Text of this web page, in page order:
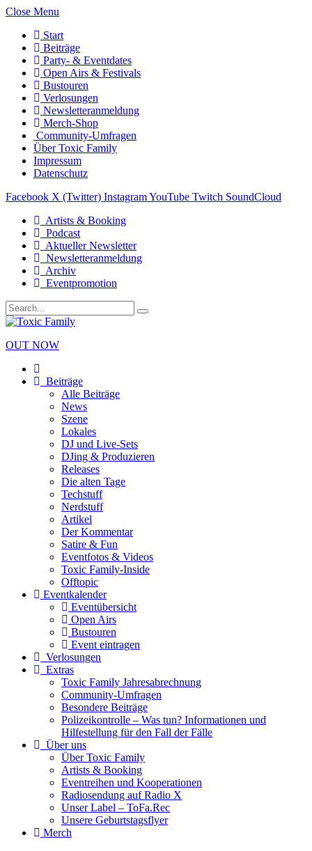
Close Menu
Start
Beiträge
Party- & Eventdates
Open Airs & Festivals
Bustouren
Verlosungen
Newsletteranmeldung
Merch-Shop
Community-Umfragen
Über Toxic Family
Impressum
Datenschutz
Facebook X (Twitter) InstagramYouTube Twitch SoundCloud
Artists & Booking
Podcast
Aktueller Newsletter
Newsletteranmeldung
Archiv
Eventpromotion
OUT NOW
Beiträge
Alle Beiträge
News
Szene
Lokales
DJ und Live-Sets
DJing & Produzieren
Releases
Die alten Tage
Techstuff
Nerdstuff
Artikel
Der Kommentar
Satire & Fun
Eventfotos & Videos
Toxic Family-Inside
Offtopic
Eventkalender
Eventübersicht
Open Airs
Bustouren
Event eintragen
Verlosungen
Extras
Toxic Family Jahresabrechnung
Community-Umfragen
Besondere Beiträge
Polizeikontrolle – Was tun? Informationen und
Hilfestellung für den Fall der Fälle
Über uns
Über Toxic Family
Artists & Booking
Eventreihen und Kooperationen
Radiosendung auf Radio X
Unser Label – ToFa.Rec
Unsere Geburtstagsflyer
Merch